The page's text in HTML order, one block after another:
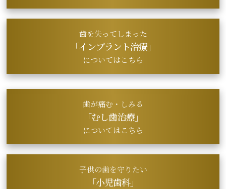
歯を失ってしまった
「インプラント治療」
についてはこちら
歯が痛む・しみる
「むし歯治療」
についてはこちら
子供の歯を守りたい
「小児歯科」